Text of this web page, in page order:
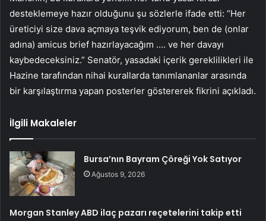
desteklemeye hazır olduğunu şu sözlerle ifade etti: “Her
üreticiyi size dava açmaya teşvik ediyorum, ben de (onlar
adına) amicus brief hazırlayacağım …. ve her davayı
kaybedeceksiniz.” Senatör, yasadaki içerik gereklilikleri ile
Hazine tarafından nihai kurallarda tanımlananlar arasında
bir karşılaştırma yapan posterler göstererek fikrini açıkladı.
İlgili Makaleler
Bursa’nın Bayram Çöreği Yok Satıyor
Ağustos 9, 2026
Morgan Stanley ABD ilaç pazarı reçetelerini takip etti